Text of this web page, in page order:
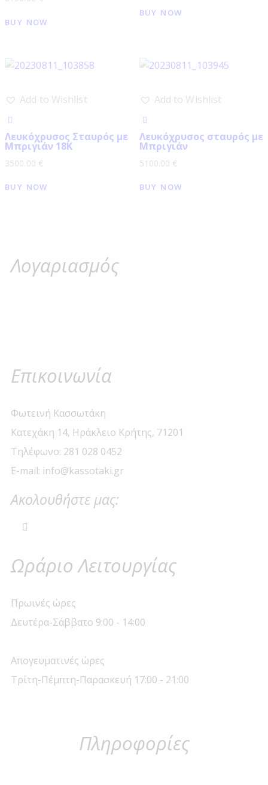
BUY NOW
BUY NOW
Add to Wishlist
Λευκόχρυσος Σταυρός με
Μπριγιάν 18Κ
3500.00 €
BUY NOW
Add to Wishlist
Λευκόχρυσος σταυρός με
Μπριγιάν
5100.00 €
BUY NOW
Λογαριασμός
Επικοινωνία
Φωτεινή Κασσωτάκη
Κατεχάκη 14, Ηράκλειο Κρήτης, 71201
Τηλέφωνο: 281 028 0452
E-mail: info@kassotaki.gr
Ακολουθήστε μας:
Ωράριο Λειτουργίας
Πρωινές ώρες
Δευτέρα-Σάββατο 9:00 - 14:00
Απογευματινές ώρες
Τρίτη-Πέμπτη-Παρασκευή 17:00 - 21:00
Πληροφορίες